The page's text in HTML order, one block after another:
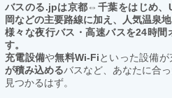
バスのる.jpは京都⇔千葉をはじめ、
岡などの主要路線に加え、人気温泉
様々な夜行バス・高速バスを24時間
す。
充電設備や無料Wi-Fiといった設備が
が積み込めるバスなど、あなたに合
見つかるはず。